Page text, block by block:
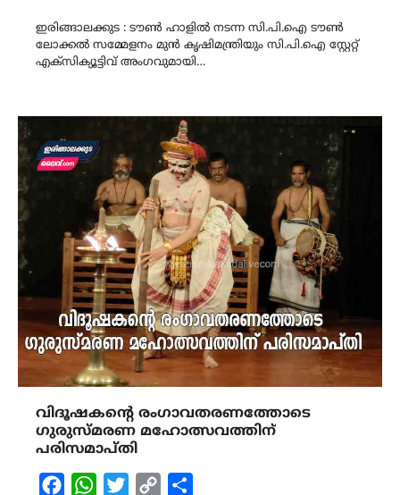
ഇരിങ്ങാലക്കുട : ടൗൺ ഹാളിൽ നടന്ന സി.പി.ഐ ടൗൺ
ലോക്കൽ സമ്മേളനം മുൻ കൃഷിമന്ത്രിയും സി.പി.ഐ സ്റ്റേറ്റ്
എക്സിക്യൂട്ടിവ് അംഗവുമായി…
വിദൂഷകൻ്റെ രംഗാവതരണത്തോടെ
ഗുരുസ്മരണ മഹോത്സവത്തിന്
പരിസമാപ്തി
FacebookWhatsAppTwitterCopy